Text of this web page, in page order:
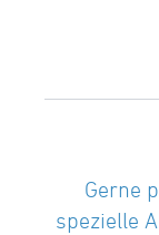
Gerne
spezielle